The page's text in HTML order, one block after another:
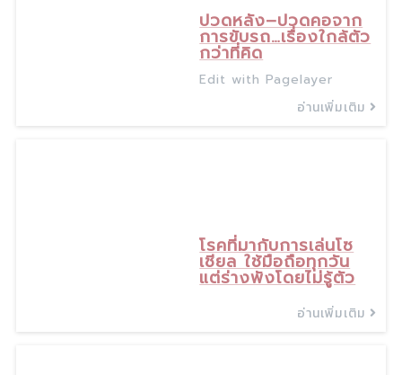
ปวดหลัง–ปวดคอจาก
การขับรถ…เรื่องใกล้ตัว
กว่าที่คิด
Edit with Pagelayer
อ่านเพิ่มเติม
โรคที่มากับการเล่นโซ
เชียล ใช้มือถือทุกวัน
แต่ร่างพังโดยไม่รู้ตัว
อ่านเพิ่มเติม